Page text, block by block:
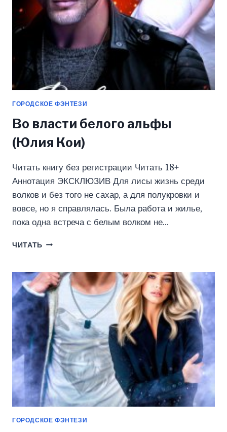
ГОРОДСКОЕ ФЭНТЕЗИ
Во власти белого альфы
(Юлия Кои)
Читать книгу без регистрации Читать 18+
Аннотация ЭКСКЛЮЗИВ Для лисы жизнь среди
волков и без того не сахар, а для полукровки и
вовсе, но я справлялась. Была работа и жилье,
пока одна встреча с белым волком не…
ЧИТАТЬ ВО
АЛЬФЫ
(ЮЛИЯ
КОИ)
ГОРОДСКОЕ ФЭНТЕЗИ